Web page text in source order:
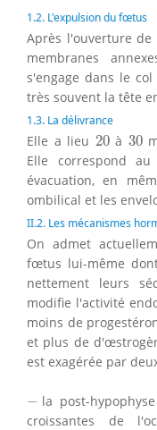
1.2. L'expulsion du fœtus
Après l'ouverture
membranes
s'engage dans le
très souvent la tête
1.3. La délivrance
Elle a lieu 20
20à 30
30
Elle correspond
évacuation, en
ombilical et les
II.2. Les mécanismes
On admet
fœtus lui-même
nettement leurs
modifie l'activité
moins de
et plus de
est exagérée par
− la post-
croissantes de